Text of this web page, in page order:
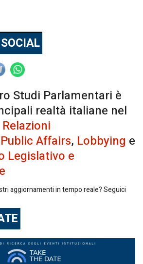
Studi Parlamentari è
realtà italiane nel
Relazioni
Public Affairs, Lobbying e
Legislativo e
aggiornamenti in tempo reale? Seguici